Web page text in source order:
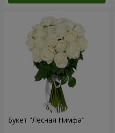
Букет "Лесная Нимфа"